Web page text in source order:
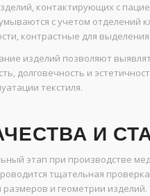
контактирующих с
с учетом отделений
контрастные для
изделий позволяют
долговечность и
текстиля.
И
этап при производстве
тщательная
размеров и геометрии